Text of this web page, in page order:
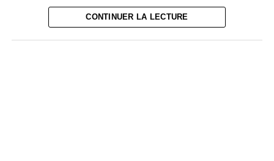
dollars initialement promis.
CONTINUER LA LECTURE